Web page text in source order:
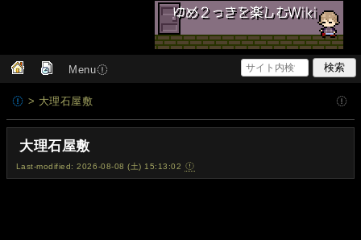
Menu
> 大理石屋敷
大理石屋敷
Last-modified: 2026-08-08 (土) 15:13:02